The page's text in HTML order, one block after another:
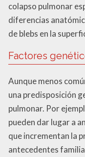
colapso pulmonar
diferencias
de blebs en la
Factores
Aunque menos
una predisposición
pulmonar. Por
pueden dar lugar a
que incrementan la
antecedentes